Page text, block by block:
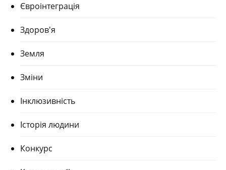
Євроінтеграція
Здоров'я
Земля
Зміни
Інклюзивність
Історія людини
Конкурс